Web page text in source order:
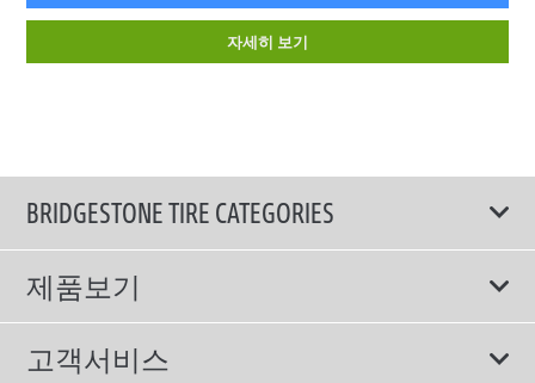
자세히 보기
BRIDGESTONE TIRE CATEGORIES
제품보기
모두
고객서비스